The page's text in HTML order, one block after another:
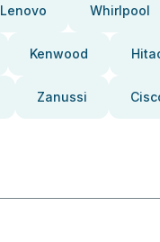
Lenovo Whirlpool
Kenwood
Zanussi